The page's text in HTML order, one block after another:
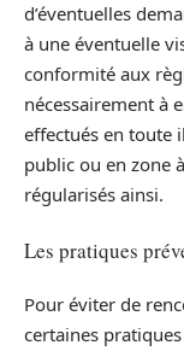
d’éventuelles
à une éventuelle
conformité aux
nécessairement à
effectués en toute
public ou en zone
régularisés ainsi.
Les pratiques
Pour éviter de
certaines